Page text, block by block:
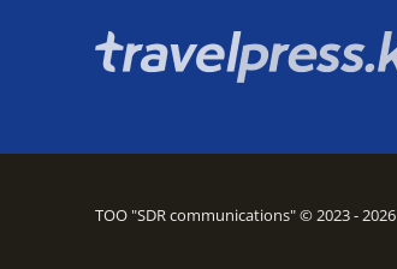
ТОО "SDR communications" © 2023 - 2026